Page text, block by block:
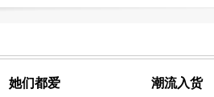
她们都爱 潮流入货